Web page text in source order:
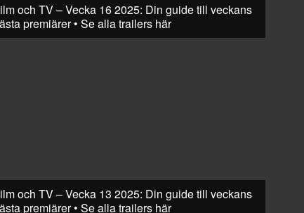
och TV – Vecka 16 2025: Din guide till veckans
premiärer • Se alla trailers här
och TV – Vecka 13 2025: Din guide till veckans
premiärer • Se alla trailers här